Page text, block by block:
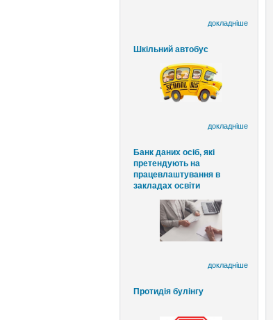
докладніше
Шкільний автобус
докладніше
Банк даних осіб, які
претендують на
працевлаштування в
закладах освіти
докладніше
Протидія булінгу